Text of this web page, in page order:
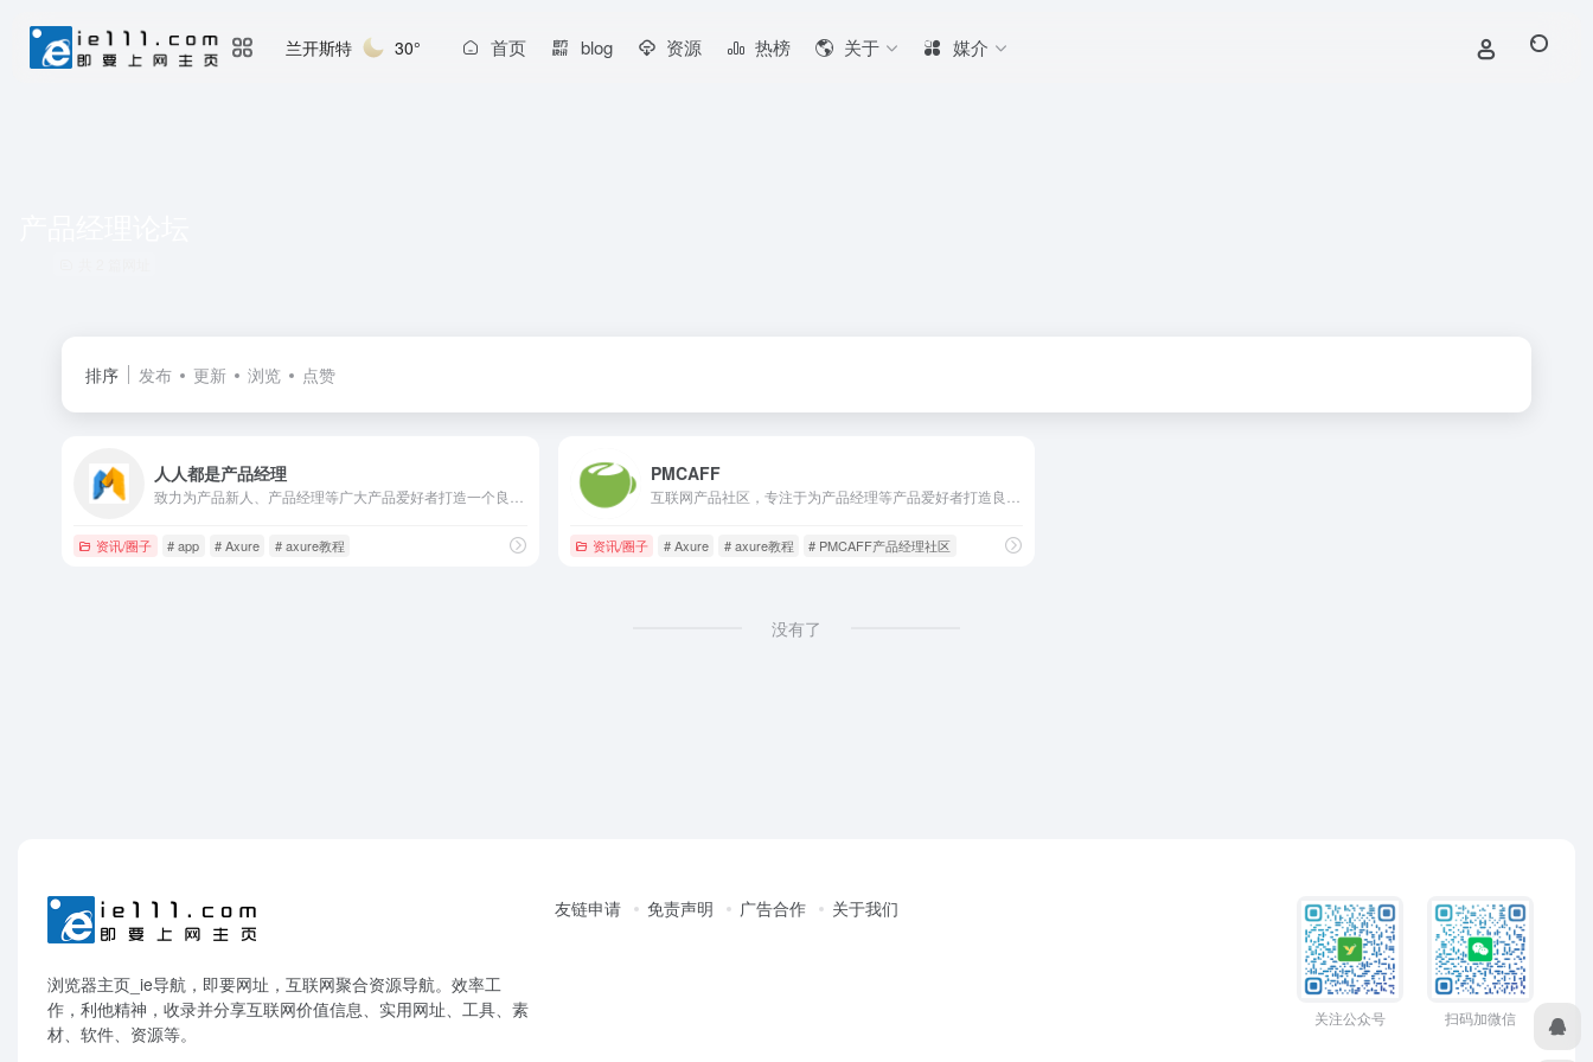
兰开斯特 30° 首页 blog 资源 热榜 关于 媒介
排序 发布 更新 浏览 点赞
人人都是产品经理
资讯/圈子 # app # Axure # axure教程
PMCAFF
资讯/圈子 # Axure # axure教程 # PMCAFF产品经理社区
没有了
浏览器主页_ie导航，即要网址，互联网聚合资源导航。效率工
作，利他精神，收录并分享互联网价值信息、实用网址、工具、素
材、软件、资源等。
友链申请 免责声明 广告合作 关于我们
关注公众号 扫码加微信